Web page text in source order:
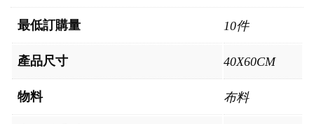
最低訂購量 10件
產品尺寸 40X60CM
物料 布料